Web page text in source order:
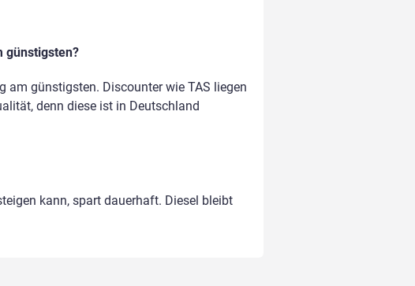
günstigsten?
am günstigsten. Discounter wie TAS liegen
denn diese ist in Deutschland
kann, spart dauerhaft. Diesel bleibt